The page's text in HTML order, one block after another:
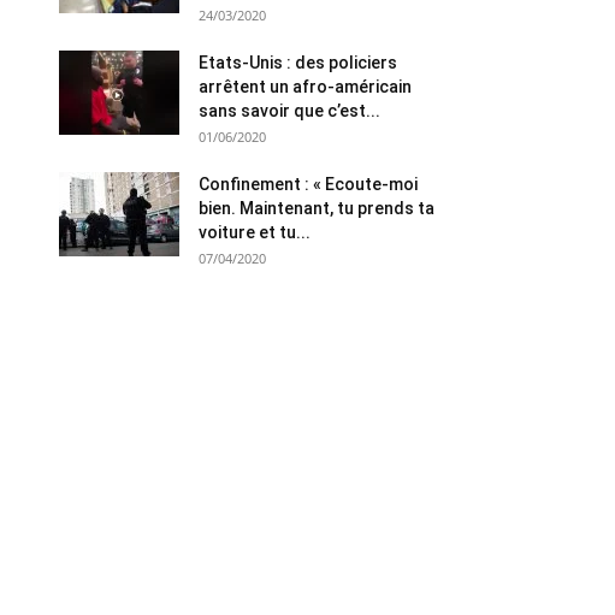
24/03/2020
Etats-Unis : des policiers
arrêtent un afro-américain
sans savoir que c’est...
01/06/2020
Confinement : « Ecoute-moi
bien. Maintenant, tu prends ta
voiture et tu...
07/04/2020